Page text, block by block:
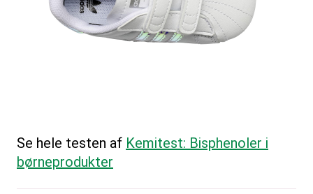
Se hele testen af Kemitest: Bisphenoler i
børneprodukter